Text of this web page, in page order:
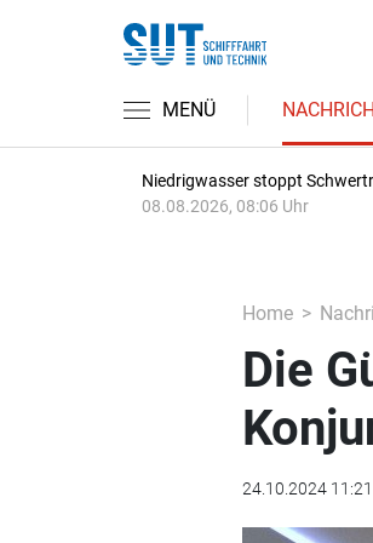
MENÜ
Niedrigwasser stoppt
08.08.2026, 08:06 Uhr
Home
Die
24.10.2024